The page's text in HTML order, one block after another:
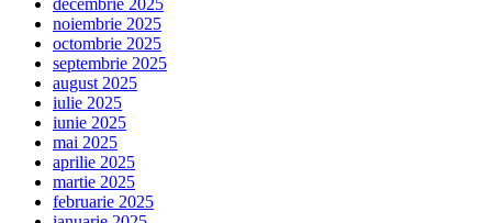
decembrie 2025
noiembrie 2025
octombrie 2025
septembrie 2025
august 2025
iulie 2025
iunie 2025
mai 2025
aprilie 2025
martie 2025
februarie 2025